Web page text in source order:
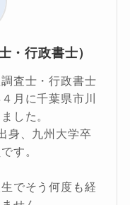
・行政書士）
査士・行政書士
月に千葉県市川
した。
身、九州大学卒
す。
でそう何度も経